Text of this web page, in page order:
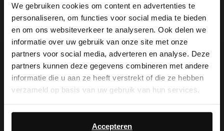
We gebruiken cookies om content en advertenties te
personaliseren, om functies voor social media te bieden
en om ons websiteverkeer te analyseren. Ook delen we
informatie over uw gebruik van onze site met onze
partners voor social media, adverteren en analyse. Deze
partners kunnen deze gegevens combineren met andere
informatie die u aan ze heeft verstrekt of die ze hebben
verzameld op basis van uw gebruik van hun services.
Daarnaast werken wij samen met Google voor
advertentie- en meetdoeleinden. Meer informatie over
Accepteren
Zwarte leren plateau sandalen met
goudkleurige buckles
- 60%
×
View this website in English?
It looks like your language isn't Dutch. Would
you like to switch to English?
English
No, stay in Dutch